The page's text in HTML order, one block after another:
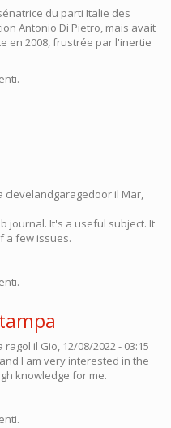
du parti Italie des
Antonio Di Pietro, mais avait
en 2008, frustrée par l'inertie
clevelandgaragedoor il Mar,
journal. It's a useful subject. It
a few issues.
ragol il Gio, 12/08/2022 - 03:15
I am very interested in the
knowledge for me.